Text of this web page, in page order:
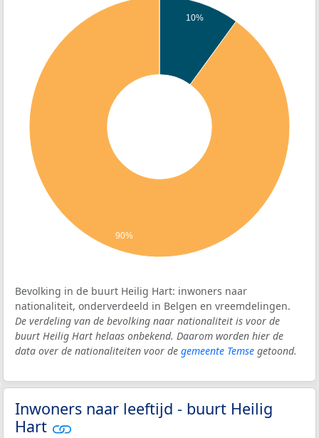
10%
90%
Bevolking in de buurt Heilig Hart: inwoners naar
nationaliteit, onderverdeeld in Belgen en vreemdelingen.
De verdeling van de bevolking naar nationaliteit is voor de
buurt Heilig Hart helaas onbekend. Daarom worden hier de
data over de nationaliteiten voor de gemeente Temse getoond.
Inwoners naar leeftijd - buurt Heilig
Hart